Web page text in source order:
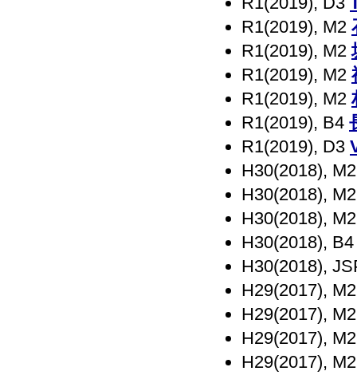
R1(2019), M2
R1(2019), M2
R1(2019), M2
R1(2019), M2
R1(2019), B4
R1(2019), D3
H30(2018),
H30(2018),
H30(2018),
H30(2018),
H30(2018),
H29(2017),
H29(2017),
H29(2017),
H29(2017),